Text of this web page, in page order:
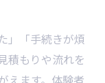
いの視点
る注意点
見つけ方
」「手続きが煩
積もりや流れを
えます。体験者